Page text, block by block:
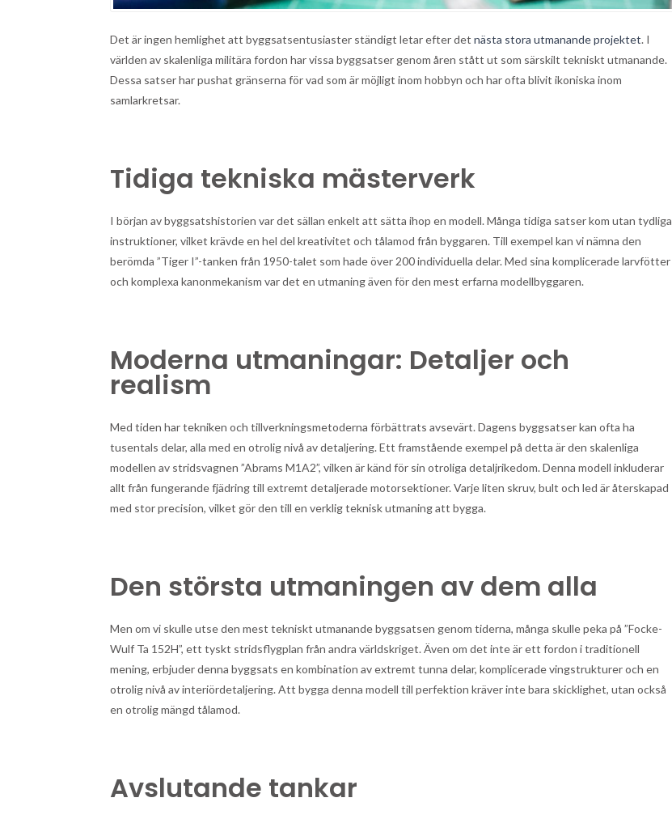
Det är ingen hemlighet att byggsatsentusiaster ständigt letar efter det nästa stora utmanande projektet. I
världen av skalenliga militära fordon har vissa byggsatser genom åren stått ut som särskilt tekniskt utmanande.
Dessa satser har pushat gränserna för vad som är möjligt inom hobbyn och har ofta blivit ikoniska inom
samlarkretsar.
Tidiga tekniska mästerverk
I början av byggsatshistorien var det sällan enkelt att sätta ihop en modell. Många tidiga satser kom utan tydliga
instruktioner, vilket krävde en hel del kreativitet och tålamod från byggaren. Till exempel kan vi nämna den
berömda ”Tiger I”-tanken från 1950-talet som hade över 200 individuella delar. Med sina komplicerade larvfötter
och komplexa kanonmekanism var det en utmaning även för den mest erfarna modellbyggaren.
Moderna utmaningar: Detaljer och
realism
Med tiden har tekniken och tillverkningsmetoderna förbättrats avsevärt. Dagens byggsatser kan ofta ha
tusentals delar, alla med en otrolig nivå av detaljering. Ett framstående exempel på detta är den skalenliga
modellen av stridsvagnen ”Abrams M1A2”, vilken är känd för sin otroliga detaljrikedom. Denna modell inkluderar
allt från fungerande fjädring till extremt detaljerade motorsektioner. Varje liten skruv, bult och led är återskapad
med stor precision, vilket gör den till en verklig teknisk utmaning att bygga.
Den största utmaningen av dem alla
Men om vi skulle utse den mest tekniskt utmanande byggsatsen genom tiderna, många skulle peka på ”Focke-
Wulf Ta 152H”, ett tyskt stridsflygplan från andra världskriget. Även om det inte är ett fordon i traditionell
mening, erbjuder denna byggsats en kombination av extremt tunna delar, komplicerade vingstrukturer och en
otrolig nivå av interiördetaljering. Att bygga denna modell till perfektion kräver inte bara skicklighet, utan också
en otrolig mängd tålamod.
Avslutande tankar